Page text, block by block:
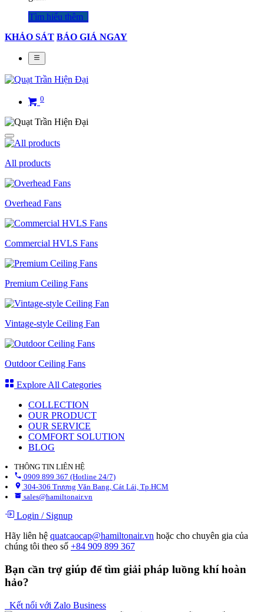
Tìm hiểu thêm​​​​​​​​
KHẢO SÁT BÁO GIÁ NGAY
0
All products
Overhead Fans
Commercial HVLS Fans
Premium Ceiling Fans
Vintage-style Ceiling Fan
Outdoor Ceiling Fans
Explore All Categories
COLLECTION
OUR PRODUCT
OUR SERVICE
COMFORT SOLUTION
BLOG
THÔNG TIN LIÊN HỆ
0909 899 367 (Hotline 24/7)
304-306 Trương Văn Bang, Cát Lái, Tp.HCM
sales@hamiltonair.vn
Login /Signup
Hãy liên hệ quatcaocap@hamiltonair.vn hoặc cho chuyên gia của
chúng tôi theo số +84 909 899 367
Bạn cần trợ giúp để tìm giải pháp luồng khí hoàn
hảo?
Kết nối với Zalo Business